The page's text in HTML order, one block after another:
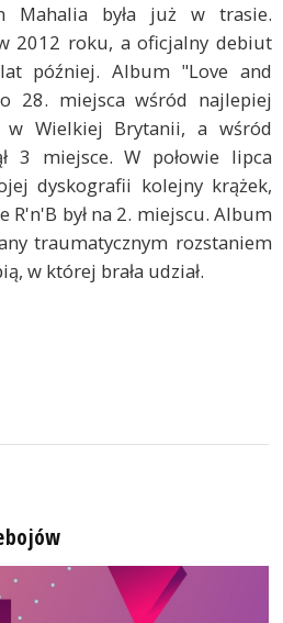
Mahalia była już w trasie.
2012 roku, a oficjalny debiut
później. Album "Love and
28. miejsca wśród najlepiej
w Wielkiej Brytanii, a wśród
3 miejsce. W połowie lipca
dyskografii kolejny krążek,
R'n'B był na 2. miejscu. Album
traumatycznym rozstaniem
w której brała udział.